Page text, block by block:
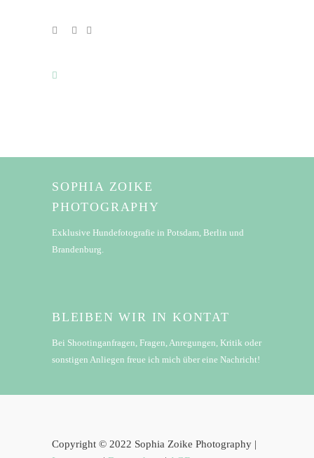
SOPHIA ZOIKE
PHOTOGRAPHY
Exklusive Hundefotografie in Potsdam, Berlin und
Brandenburg.
BLEIBEN WIR IN KONTAT
Bei Shootinganfragen, Fragen, Anregungen, Kritik oder
sonstigen Anliegen freue ich mich über eine Nachricht!
Copyright © 2022 Sophia Zoike Photography |